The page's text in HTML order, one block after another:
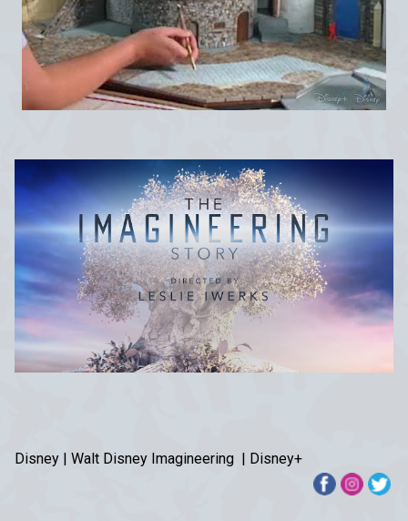
Disney | Walt Disney Imagineering | Disney+